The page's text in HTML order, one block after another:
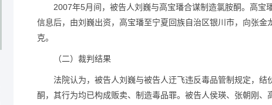
2007年5月间，被告人刘巍与高宝璠合谋制造氯胺酮。高
信息后，由刘巍出资，高宝璠至宁夏回族自治区银川市，向张
克。
（二）裁判结果
法院认为，被告人刘巍与被告人迂飞违反毒品管制规定，
酮，其行为均已构成贩卖、制造毒品罪。被告人侯瑛、张朝刚、